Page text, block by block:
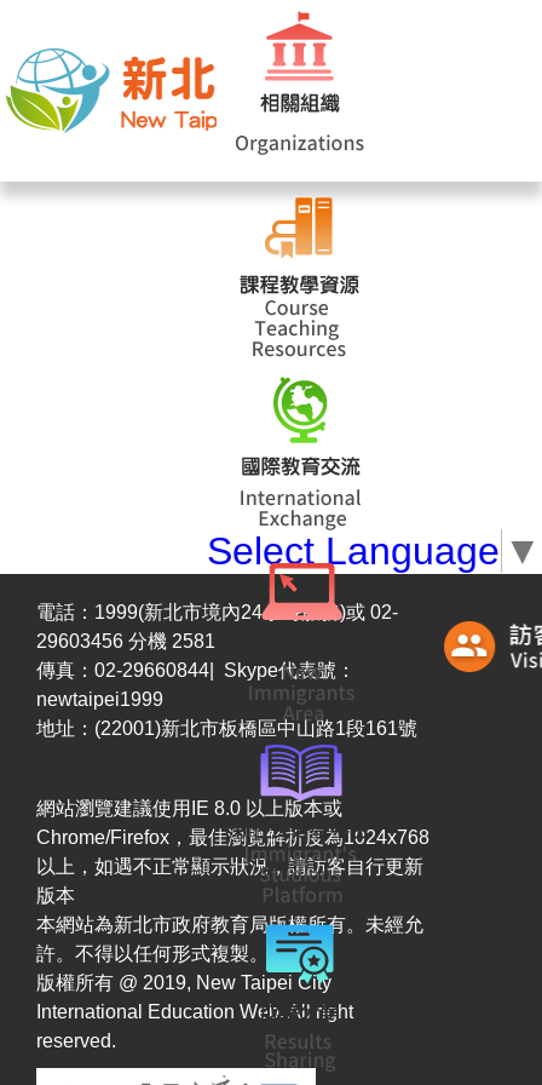
Select Language ▼
電話：1999(新北市境內24小時服務)或 02-
29603456 分機 2581
傳真：02-29660844| Skype代表號：
newtaipei1999
地址：(22001)新北市板橋區中山路1段161號
網站瀏覽建議使用IE 8.0 以上版本或
Chrome/Firefox，最佳瀏覽解析度為1024x768
以上，如遇不正常顯示狀況，請訪客自行更新
版本
本網站為新北市政府教育局版權所有。未經允
許。不得以任何形式複製。
版權所有 @ 2019, New Taipei City
International Education Web. All right
reserved.